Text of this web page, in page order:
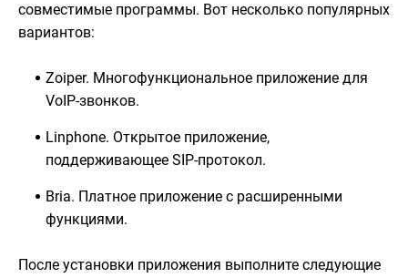
совместимые программы. Вот несколько популярных
вариантов:
Zoiper. Многофункциональное приложение для
VoIP-звонков.
Linphone. Открытое приложение,
поддерживающее SIP-протокол.
Bria. Платное приложение с расширенными
функциями.
После установки приложения выполните следующие